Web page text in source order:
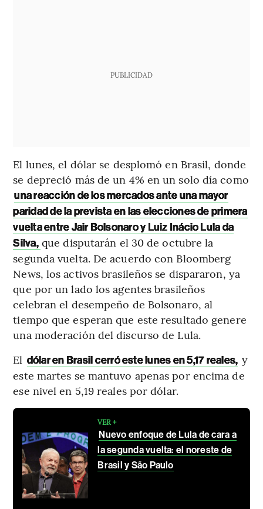
PUBLICIDAD
El lunes, el dólar se desplomó en Brasil, donde
se depreció más de un 4% en un solo día como
una reacción de los mercados ante una mayor
paridad de la prevista en las elecciones de primera
vuelta entre Jair Bolsonaro y Luiz Inácio Lula da
Silva, que disputarán el 30 de octubre la
segunda vuelta. De acuerdo con Bloomberg
News, los activos brasileños se dispararon, ya
que por un lado los agentes brasileños
celebran el desempeño de Bolsonaro, al
tiempo que esperan que este resultado genere
una moderación del discurso de Lula.
El dólar en Brasil cerró este lunes en 5,17 reales, y
este martes se mantuvo apenas por encima de
ese nivel en 5,19 reales por dólar.
VER +
Nuevo enfoque de Lula de cara a
la segunda vuelta: el noreste de
Brasil y São Paulo